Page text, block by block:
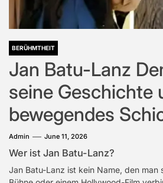
BERÜHMTHEIT
Jan Batu-Lanz
seine Geschichte
bewegendes
Admin June 11, 2026
Wer ist Jan Batu-Lanz?
Jan Batu-Lanz ist kein Name, den man